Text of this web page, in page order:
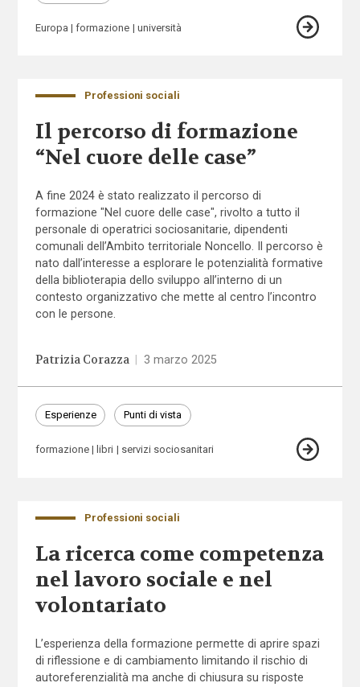
Europa formazione università
Professioni sociali
Il percorso di formazione
“Nel cuore delle case”
A fine 2024 è stato realizzato il percorso di
formazione "Nel cuore delle case", rivolto a tutto il
personale di operatrici sociosanitarie, dipendenti
comunali dell’Ambito territoriale Noncello. Il percorso è
nato dall’interesse a esplorare le potenzialità formative
della biblioterapia dello sviluppo all’interno di un
contesto organizzativo che mette al centro l’incontro
con le persone.
Patrizia Corazza 3 marzo 2025
Esperienze Punti di vista
formazione libri servizi sociosanitari
Professioni sociali
La ricerca come competenza
nel lavoro sociale e nel
volontariato
L’esperienza della formazione permette di aprire spazi
di riflessione e di cambiamento limitando il rischio di
autoreferenzialità ma anche di chiusura su risposte